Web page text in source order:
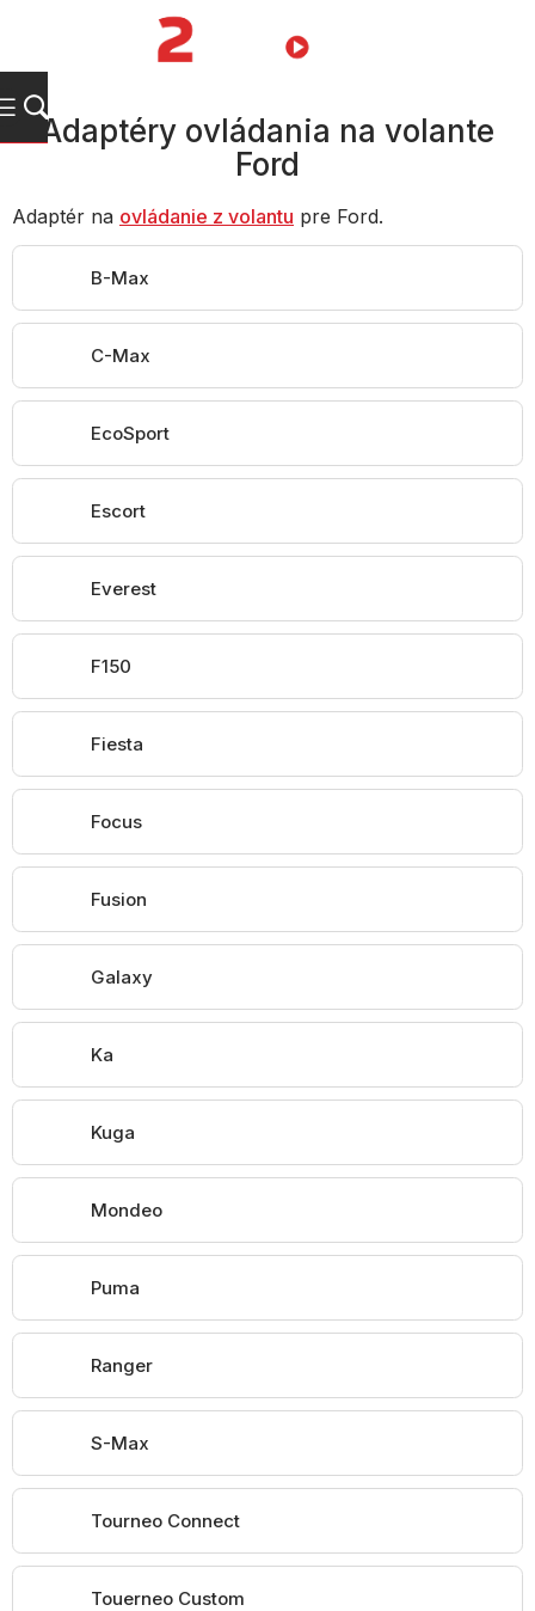
Adaptéry ovládania na volante
Ford
Adaptér na ovládanie z volantu pre Ford.
B-Max
C-Max
EcoSport
Escort
Everest
F150
Fiesta
Focus
Fusion
Galaxy
Ka
Kuga
Mondeo
Puma
Ranger
S-Max
Tourneo Connect
Touerneo Custom